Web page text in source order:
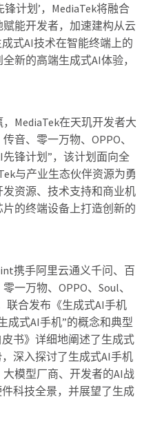
计划’，MediaTek将融合
能开发者，加速建构从云
式AI技术在智能终端上的
新的高端生成式AI体验，
MediaTek在天玑开发者大
音、零一万物、OPPO、
锋计划”，该计划面向全
与产业生态伙伴资源为勇
资源、技术支持和商业机
的终端设备上打造创新的
携手阿里云通义千问、百
一万物、OPPO、Soul、
联合发布《生成式AI手机
成式AI手机”的概念和典型
书》详细地阐述了生成式
深入探讨了生成式AI手机
模型厂商、开发者的AI战
科技全景，并展望了生成